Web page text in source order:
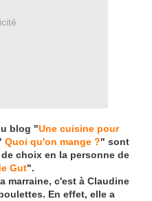
blog "Une cuisine pour
Quoi qu'on mange ?" sont
choix en la personne de
Gut".
marraine, c'est à Claudine
En effet, elle a